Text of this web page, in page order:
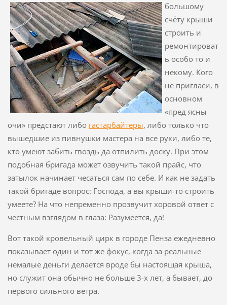
большому
счёту крыши
строить и
ремонтироват
ь особо то и
некому. Кого
не пригласи, в
основном
«пред ясны
очи» предстают либо гастарбайтеры, либо только что
вышедшие из пивнушки мастера на все руки, либо те,
кто умеют забить гвоздь да отпилить доску. При этом
подобная бригада может озвучить такой прайс, что
затылок начинает чесаться сам по себе. И как не задать
такой бригаде вопрос: Господа, а вы крыши-то строить
умеете? На что непременно прозвучит хоровой ответ с
честным взглядом в глаза: Разумеется, да!
Вот такой кровельный цирк в городе Пенза ежедневно
показывает один и тот же фокус, когда за реальные
немалые деньги делается вроде бы настоящая крыша,
но служит она обычно не больше 3-х лет, а бывает, до
первого сильного ветра.